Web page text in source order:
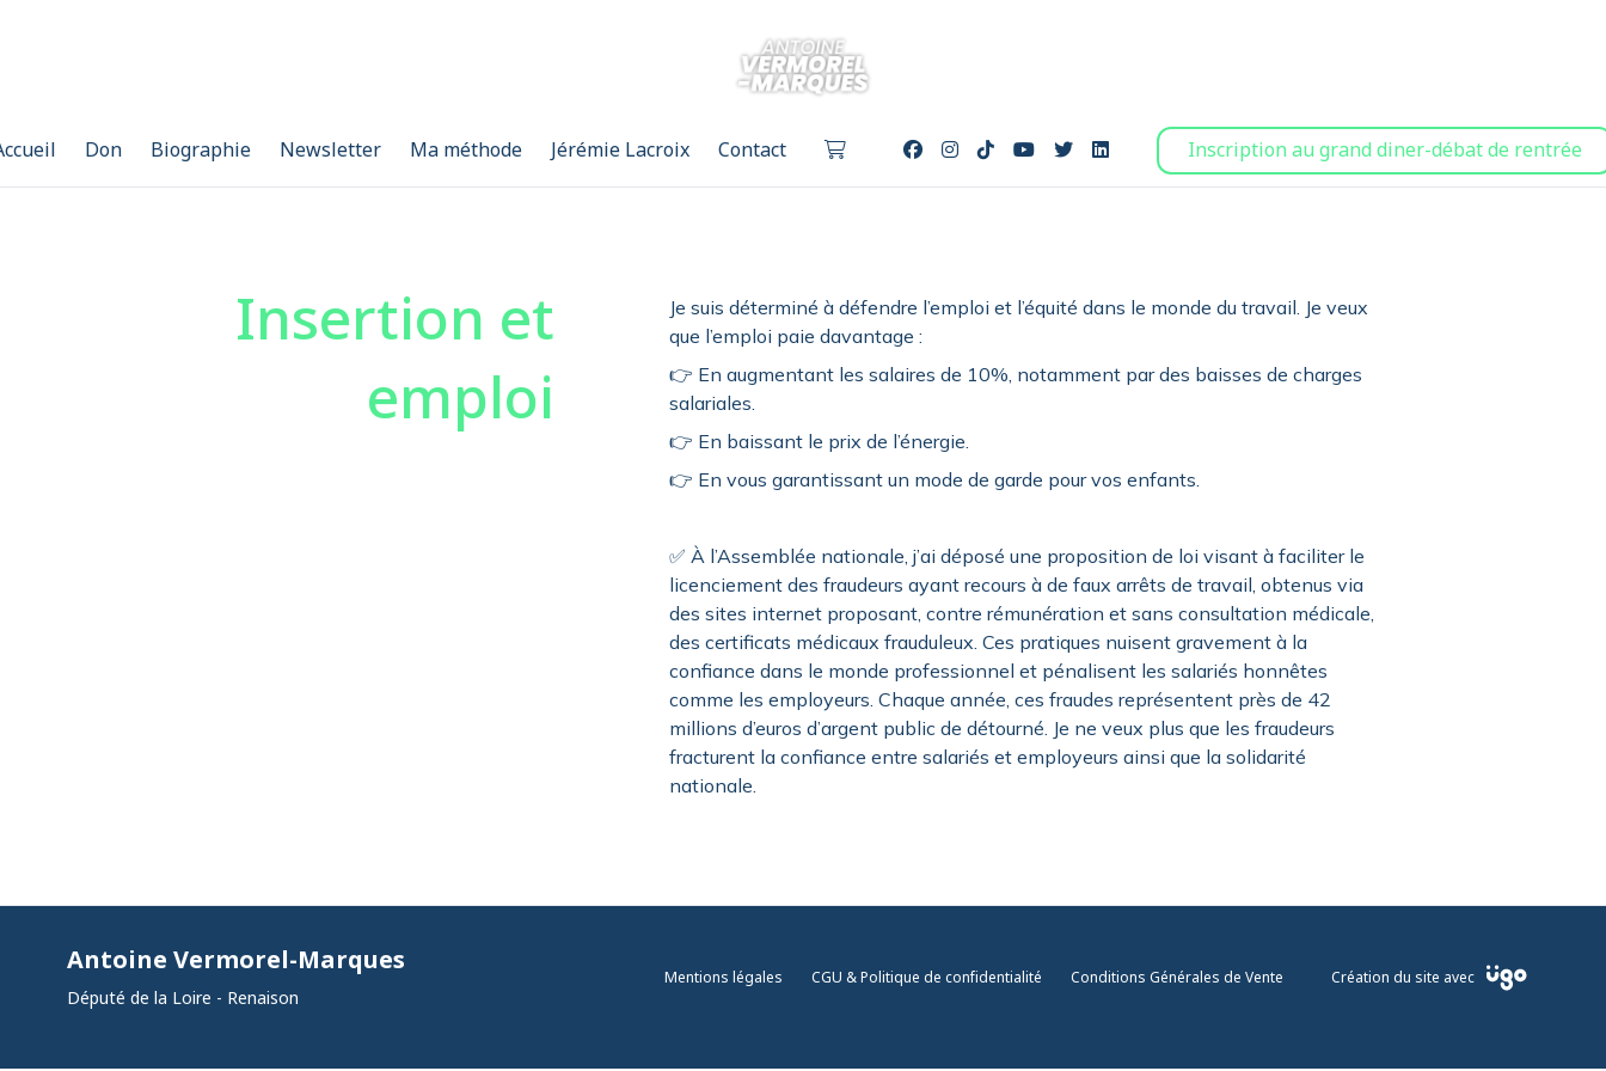
Don Biographie Newsletter Ma méthode Jérémie Lacroix Contact Inscription au grand diner-débat de rentrée
Insertion et
emploi
Je suis déterminé à défendre l’emploi et l’équité dans le monde du travail. Je veux
que l’emploi paie davantage :
👉 En augmentant les salaires de 10%, notamment par des baisses de charges
salariales.
👉 En baissant le prix de l’énergie.
👉 En vous garantissant un mode de garde pour vos enfants.
✅ À l’Assemblée nationale, j’ai déposé une proposition de loi visant à faciliter le
licenciement des fraudeurs ayant recours à de faux arrêts de travail, obtenus via
des sites internet proposant, contre rémunération et sans consultation médicale,
des certificats médicaux frauduleux. Ces pratiques nuisent gravement à la
confiance dans le monde professionnel et pénalisent les salariés honnêtes
comme les employeurs. Chaque année, ces fraudes représentent près de 42
millions d’euros d’argent public de détourné. Je ne veux plus que les fraudeurs
fracturent la confiance entre salariés et employeurs ainsi que la solidarité
nationale.
Antoine Vermorel-Marques
Député de la Loire - Renaison
Mentions légales CGU & Politique de confidentialité Conditions Générales de Vente Création du site avec